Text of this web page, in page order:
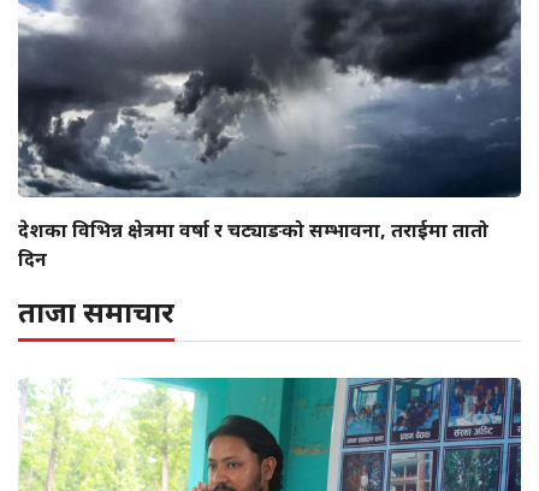
देशका विभिन्न क्षेत्रमा वर्षा र चट्याङको सम्भावना, तराईमा तातो
दिन
ताजा समाचार